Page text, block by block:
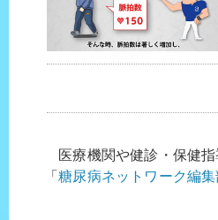
医療機関や健診・保健指
「糖尿病ネットワーク編集